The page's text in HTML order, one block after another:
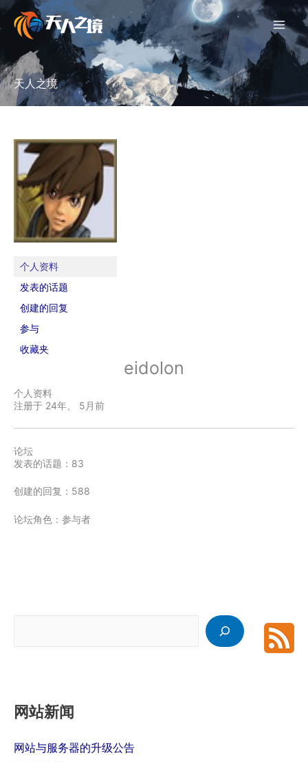
跳
至
容
天人之境
个人资料
发表的话题
创建的回复
参与
收藏夹
eidolon
个人资料
注册于 24年、 5月前
论坛
发表的话题：83
创建的回复：588
论坛角色：参与者
网站新闻
网站与服务器的升级公告